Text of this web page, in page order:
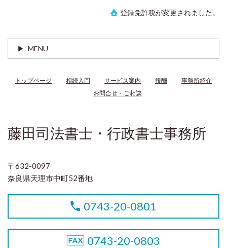
登録免許税が変更されました。
MENU
トップページ 相続入門 サービス案内 報酬
事務所紹介
お問合せ・ご相談
藤田司法書士・行政書士事務所
〒632-0097
奈良県天理市中町52番地
0743-20-0801
0743-20-0803